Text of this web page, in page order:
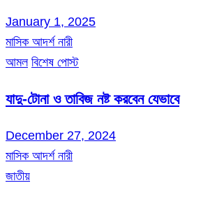
January 1, 2025
মাসিক আদর্শ নারী
আমল বিশেষ পোস্ট
যাদু-টোনা ও তাবিজ নষ্ট করবেন যেভাবে
December 27, 2024
মাসিক আদর্শ নারী
জাতীয়